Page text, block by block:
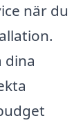
när du
dina